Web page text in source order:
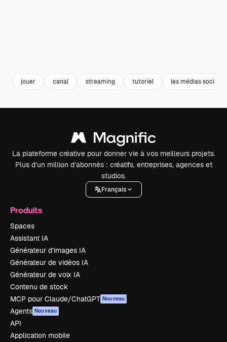
jouer canal streaming tutoriel les médias sociaux
La plateforme créative pour donner vie à vos meilleurs projets.
Plus d’un million d’abonnés : créatifs, entreprises, agences et
studios.
Français
Produits
Spaces
Assistant IA
Générateur d’images IA
Générateur de vidéos IA
Générateur de voix IA
Contenu de stock
MCP pour Claude/ChatGPT Nouveau
Agents Nouveau
API
Application mobile